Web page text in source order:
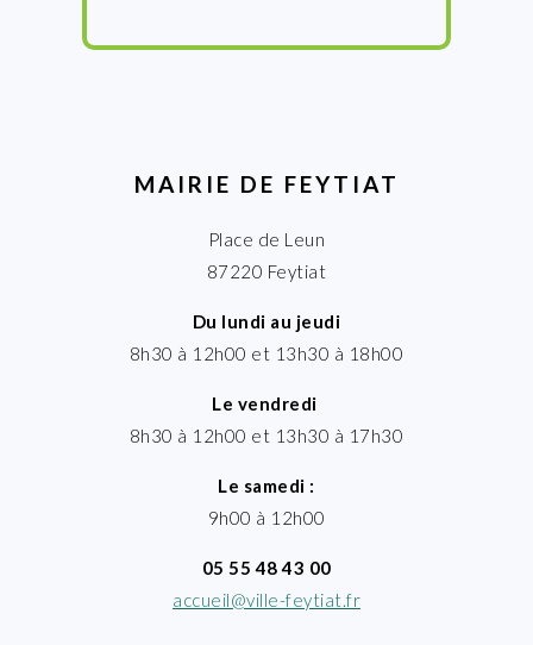
MAIRIE DE FEYTIAT
Place de Leun
87220 Feytiat
Du lundi au jeudi
8h30 à 12h00 et 13h30 à 18h00
Le vendredi
8h30 à 12h00 et 13h30 à 17h30
Le samedi :
9h00 à 12h00
05 55 48 43 00
accueil@ville-feytiat.fr